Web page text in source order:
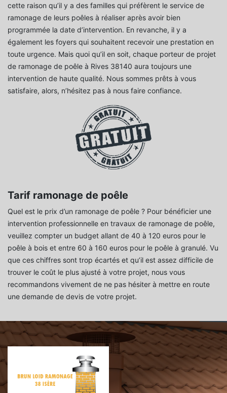
cette raison qu’il y a des familles qui préfèrent le service de
ramonage de leurs poêles à réaliser après avoir bien
programmée la date d’intervention. En revanche, il y a
également les foyers qui souhaitent recevoir une prestation en
toute urgence. Mais quoi qu’il en soit, chaque porteur de projet
de ramonage de poêle à Rives 38140 aura toujours une
intervention de haute qualité. Nous sommes prêts à vous
satisfaire, alors, n’hésitez pas à nous faire confiance.
Tarif ramonage de poêle
Quel est le prix d’un ramonage de poêle ? Pour bénéficier une
intervention professionnelle en travaux de ramonage de poêle,
veuillez compter un budget allant de 40 à 120 euros pour le
poêle à bois et entre 60 à 160 euros pour le poêle à granulé. Vu
que ces chiffres sont trop écartés et qu’il est assez difficile de
trouver le coût le plus ajusté à votre projet, nous vous
recommandons vivement de ne pas hésiter à mettre en route
une demande de devis de votre projet.